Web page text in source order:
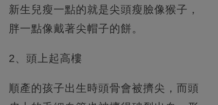
新生兒瘦一點的就是尖頭瘦臉像猴子，
胖一點像戴著尖帽子的餅。
2、頭上起高樓
順產的孩子出生時頭骨會被擠尖，而頭